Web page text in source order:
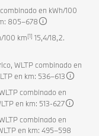
en kWh/100
805–678
100 km[1] 15,4/18,2.
WLTP combinado en
en km: 536–613
combinado en
en km: 513-627
combinado en
en km: 495–598